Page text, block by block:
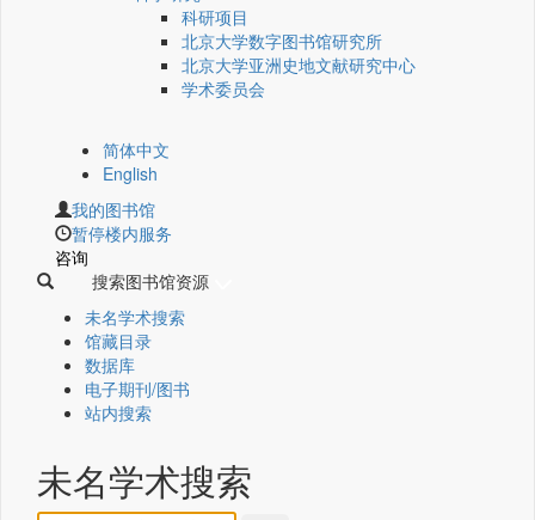
科研项目
北京大学数字图书馆研究所
北京大学亚洲史地文献研究中心
学术委员会
简体中文
English
我的图书馆
暂停楼内服务
咨询
搜索图书馆资源
未名学术搜索
馆藏目录
数据库
电子期刊/图书
站内搜索
未名学术搜索